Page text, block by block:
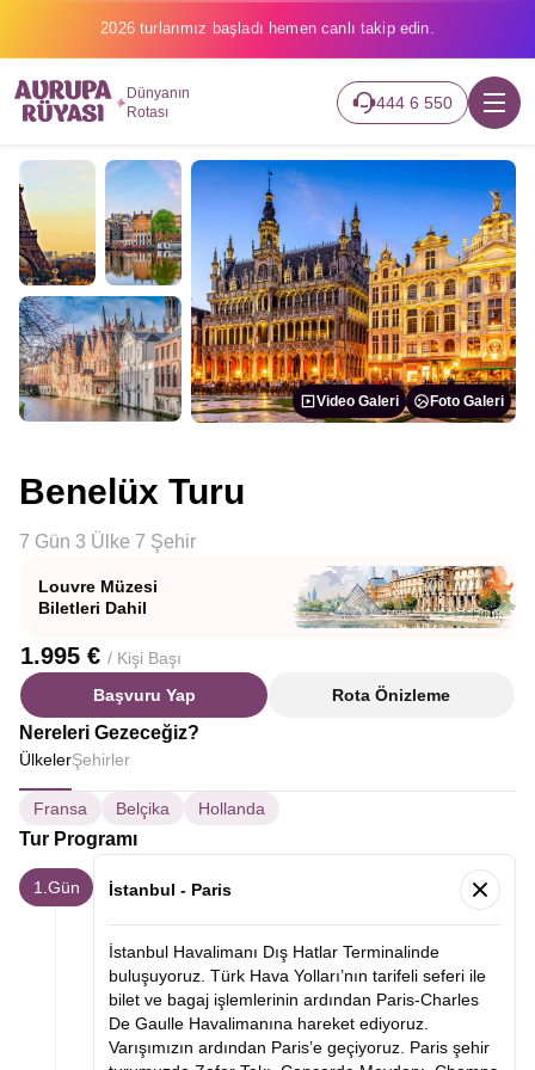
2026 turlarımız başladı hemen canlı takip edin.
Dünyanın
Rotası
444 6 550
Video Galeri Foto Galeri
Benelüx Turu
7 Gün 3 Ülke 7 Şehir
Louvre Müzesi
Biletleri Dahil
1.995 € / Kişi Başı
Başvuru Yap
Rota Önizleme
Nereleri Gezeceğiz?
ÜlkelerŞehirler
Fransa Belçika Hollanda
Tur Programı
1.Gün İstanbul - Paris
İstanbul Havalimanı Dış Hatlar Terminalinde
buluşuyoruz. Türk Hava Yolları’nın tarifeli seferi ile
bilet ve bagaj işlemlerinin ardından Paris-Charles
De Gaulle Havalimanına hareket ediyoruz.
Varışımızın ardından Paris’e geçiyoruz. Paris şehir